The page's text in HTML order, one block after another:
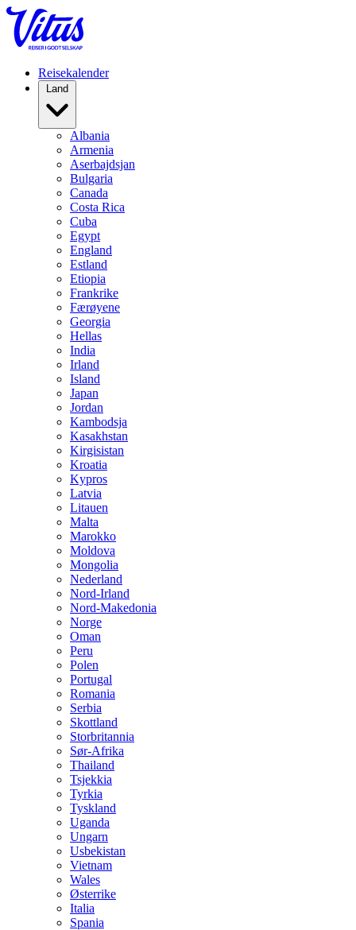
Reisekalender
Albania
Armenia
Aserbajdsjan
Bulgaria
Canada
Costa Rica
Cuba
Egypt
England
Estland
Etiopia
Frankrike
Færøyene
Georgia
Hellas
India
Irland
Island
Japan
Jordan
Kambodsja
Kasakhstan
Kirgisistan
Kroatia
Kypros
Latvia
Litauen
Malta
Marokko
Moldova
Mongolia
Nederland
Nord-Irland
Nord-Makedonia
Norge
Oman
Peru
Polen
Portugal
Romania
Serbia
Skottland
Storbritannia
Sør-Afrika
Thailand
Tsjekkia
Tyrkia
Tyskland
Uganda
Ungarn
Usbekistan
Vietnam
Wales
Østerrike
Italia
Spania